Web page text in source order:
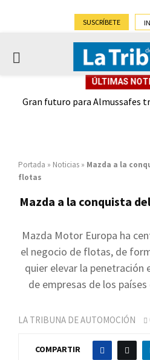
SUSCRÍBETE
PRIMARY
ÚLTIMAS
Gran futuro para Almussafes
Portada » Noticias » Mazda a la
flotas
Mazda a la conquista
Mazda Motor Europa ha
el negocio de flotas, de
quier elevar la penetración
de empresas de los
LA TRIBUNA DE AUTOMOCIÓN
COMPARTIR